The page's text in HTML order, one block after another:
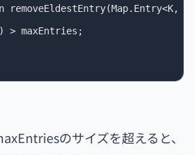
removeEldestEntry(Map.Entry<K,
> maxEntries;
のサイズを超えると、